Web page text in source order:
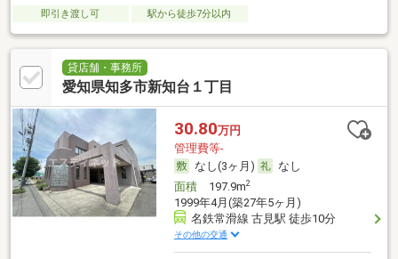
即引き渡し可 駅から徒歩7分以内
貸店舗・事務所
愛知県知多市新知台１丁目
30.80万円
管理費等-
なし(3ヶ月)
なし
面積197.9m2
1999年4月(築27年5ヶ月)
名鉄常滑線 古見駅 徒歩10分
その他の交通